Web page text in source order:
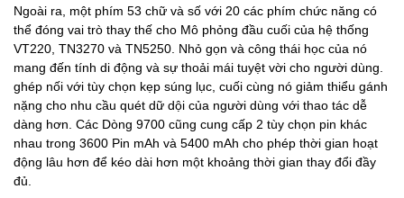
Ngoài ra, một phím 53 chữ và số với 20 các phím chức năng có
thể đóng vai trò thay thế cho Mô phỏng đầu cuối của hệ thống
VT220, TN3270 và TN5250. Nhỏ gọn và công thái học của nó
mang đến tính di động và sự thoải mái tuyệt vời cho người dùng.
ghép nối với tùy chọn kẹp súng lục, cuối cùng nó giảm thiểu gánh
nặng cho nhu cầu quét dữ dội của người dùng với thao tác dễ
dàng hơn. Các Dòng 9700 cũng cung cấp 2 tùy chọn pin khác
nhau trong 3600 Pin mAh và 5400 mAh cho phép thời gian hoạt
động lâu hơn để kéo dài hơn một khoảng thời gian thay đổi đầy
đủ.